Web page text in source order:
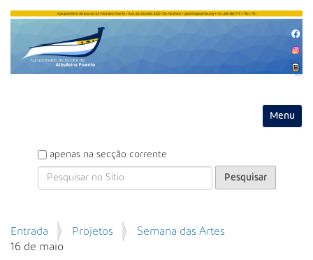
Toggle
P
e
i
s
apenas na secção corrente
P
e
Entrada Projetos
Semana das Artes
16 de maio